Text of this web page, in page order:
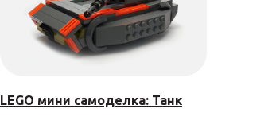
LEGO мини самоделка: Танк